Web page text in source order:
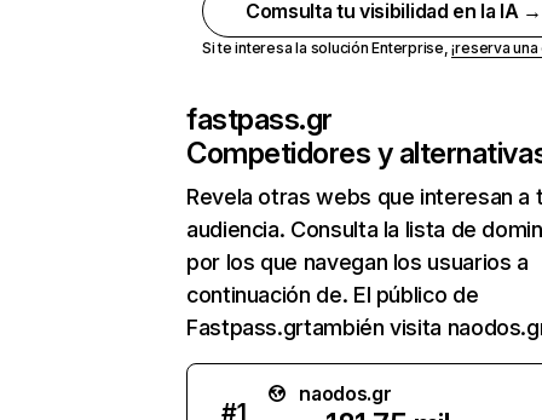
Comsulta tu visibilidad en la IA →
Si te interesa la solución Enterprise,¡reserva
fastpass.gr
Competidores y
Revela otras webs que interesan a
audiencia. Consulta la lista de
por los que navegan los usuarios a
continuación de. El público de
Fastpass.grtambién visita
#1
naodos.gr